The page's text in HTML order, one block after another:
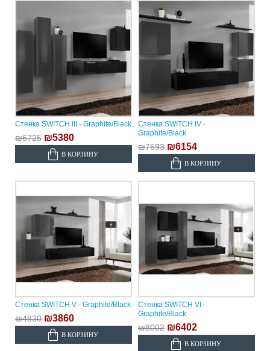
Стенка SWITCH III - Graphite/Black
₪6725 ₪5380
В КОРЗИНУ
Стенка SWITCH IV -
Graphite/Black
₪7693 ₪6154
В КОРЗИНУ
Стенка SWITCH V - Graphite/Black
₪4830 ₪3860
В КОРЗИНУ
Стенка SWITCH VI -
Graphite/Black
₪8002 ₪6402
В КОРЗИНУ